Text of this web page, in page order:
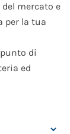
mercato e
per la tua
di
ed